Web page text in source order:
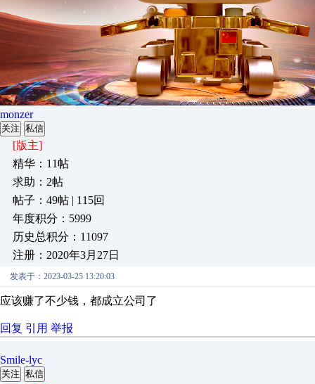
monzer
关注 私信
[版主]
精华：11帖
求助：2帖
帖子：49帖 | 115回
年度积分：5999
历史总积分：11097
注册：2020年3月27日
发表于：2023-03-25 13:20:03
应该赚了不少钱，都成立公司了
回复 引用 举报
Smile-lyc
关注 私信